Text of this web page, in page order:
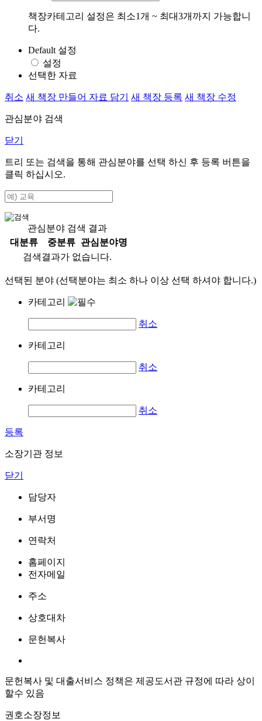
책장카테고리 설정은 최소1개 ~ 최대3개까지 가능합니
다.
Default 설정
설정
선택한 자료
취소 새 책장 만들어 자료 담기 새 책장 등록 새 책장 수정
관심분야 검색
닫기
트리 또는 검색을 통해 관심분야를 선택 하신 후 등록 버튼을
클릭 하십시오.
관심분야 검색 결과
대분류
중분류
관심분야명
검색결과가 없습니다.
선택된 분야 (선택분야는 최소 하나 이상 선택 하셔야 합니다.)
카테고리
취소
카테고리
취소
카테고리
취소
등록
소장기관 정보
닫기
담당자
부서명
연락처
홈페이지
전자메일
주소
상호대차
문헌복사
문헌복사 및 대출서비스 정책은 제공도서관 규정에 따라 상이
할수 있음
권호소장정보